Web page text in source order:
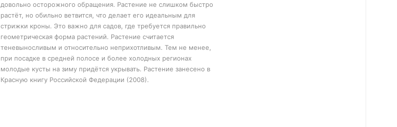
довольно осторожного обращения. Растение не слишком быстро
растёт, но обильно ветвится, что делает его идеальным для
стрижки кроны. Это важно для садов, где требуется правильно
геометрическая форма растений. Растение считается
теневыносливым и относительно неприхотливым. Тем не менее,
при посадке в средней полосе и более холодных регионах
молодые кусты на зиму придётся укрывать. Растение занесено в
Красную книгу Российской Федерации (2008).